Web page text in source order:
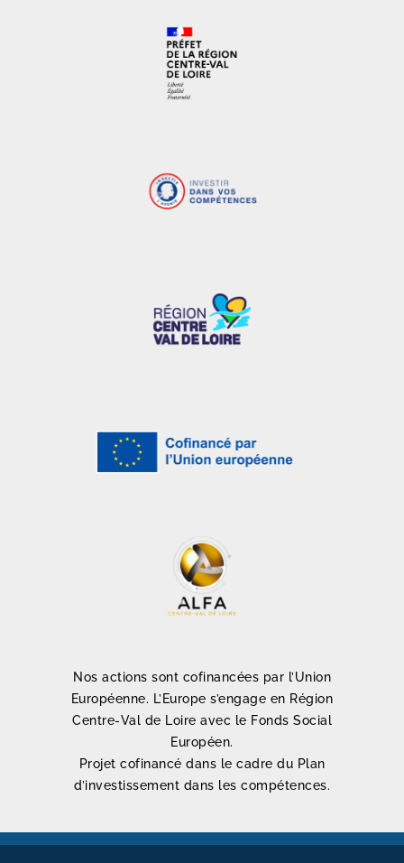
Nos actions sont cofinancées par l’Union
Européenne. L’Europe s’engage en Région
Centre-Val de Loire avec le Fonds Social
Européen.
Projet cofinancé dans le cadre du Plan
d’investissement dans les compétences.